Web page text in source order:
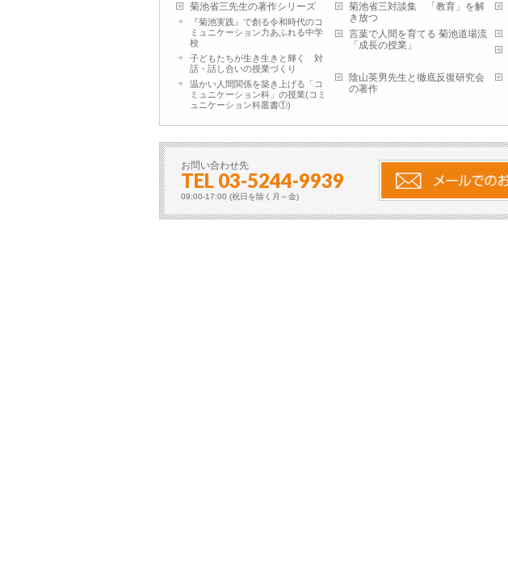
菊池省三先生の著作シリーズ
『菊池実践』で創る令和時代のコ
ミュニケーション力あふれる中学
校
子どもたちが生き生きと輝く 対
話・話し合いの授業づくり
温かい人間関係を築き上げる「コ
ミュニケーション科」の授業(コミ
ュニケーション科叢書①)
菊池省三対談集 「教育」を解
き放つ
言葉で人間を育てる 菊池道場流
「成長の授業」
陰山英男先生と徹底反復研究会
の著作
お問い合わせ先
TEL 03-5244-9939
09:00-17:00 (祝日を除く月～金)